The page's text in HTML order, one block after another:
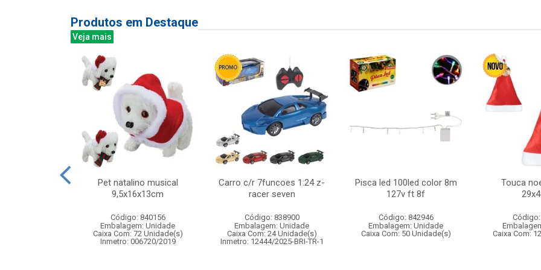
Produtos em Destaque
Veja mais
Pet natalino musical
9,5x16x13cm
Código: 840156
Embalagem: Unidade
Caixa Com: 72 Unidade(s)
Inmetro: 006720/2019
Carro c/r 7funcoes 1:24 z-
racer seven
Código: 838900
Embalagem: Unidade
Caixa Com: 24 Unidade(s)
Inmetro: 12444/2025-BRI-TR-1
Pisca led 100led color 8m
127v ft 8f
Código: 842946
Embalagem: Unidade
Caixa Com: 50 Unidade(s)
Touca
Caixa Com: